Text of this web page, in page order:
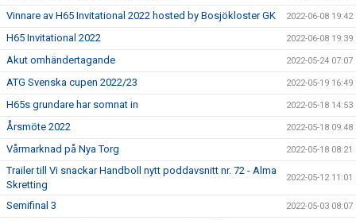
Vinnare av H65 Invitational 2022 hosted by Bosjökloster GK 2022-06-08 19:42
H65 Invitational 2022 2022-06-08 19:39
Akut omhändertagande 2022-05-24 07:07
ATG Svenska cupen 2022/23 2022-05-19 16:49
H65s grundare har somnat in 2022-05-18 14:53
Årsmöte 2022 2022-05-18 09:48
Vårmarknad på Nya Torg 2022-05-18 08:21
Trailer till Vi snackar Handboll nytt poddavsnitt nr. 72 - Alma
Skretting
2022-05-12 11:01
Semifinal 3 2022-05-03 08:07